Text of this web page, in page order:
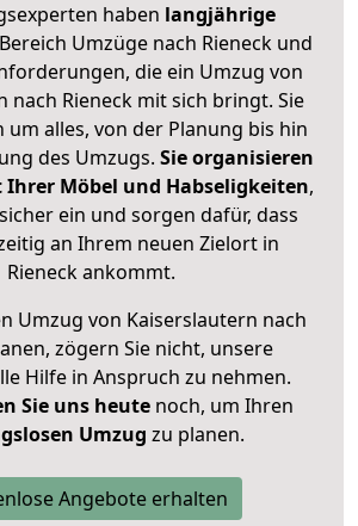
haben langjährige
Umzüge nach Rieneck und
die ein Umzug von
nach Rieneck mit sich bringt. Sie
um alles, von der Planung bis hin
des Umzugs. Sie organisieren
Ihrer Möbel und Habseligkeiten,
ein und sorgen dafür, dass
an Ihrem neuen Zielort in
Rieneck ankommt.
Umzug von Kaiserslautern nach
zögern Sie nicht, unsere
Hilfe in Anspruch zu nehmen.
Sie uns heutenoch, um Ihren
Umzug zu planen.
Angebote erhalten